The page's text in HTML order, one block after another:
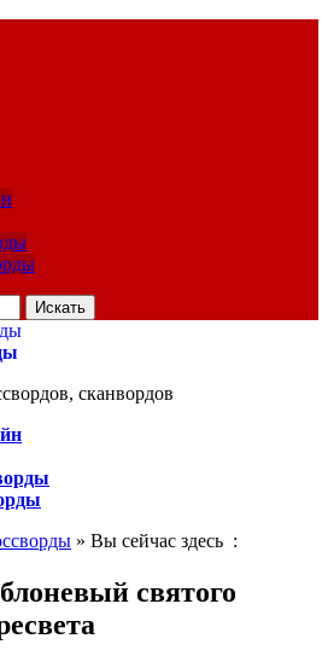
сканвордов
» Вы сейчас здесь :
святого